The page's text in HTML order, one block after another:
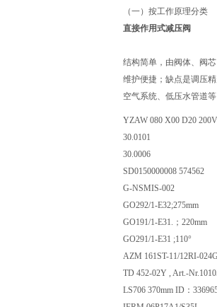
（一）按工作原理分类
直接作用式减压阀
结构简单，由阀体、阀
维护便捷；缺点是调压
空气系统、低压水管道
YZAW 080 X00 D20
30.0101
30.0006
SD0150000008 574562
G-NSMIS-002
GO292/1-E32;275mm
GO191/1-E31.；220mm
GO291/1-E31 ;110°
AZM 161ST-11/12RI-
TD 452-02Y , Art.-
LS706 370mm ID：